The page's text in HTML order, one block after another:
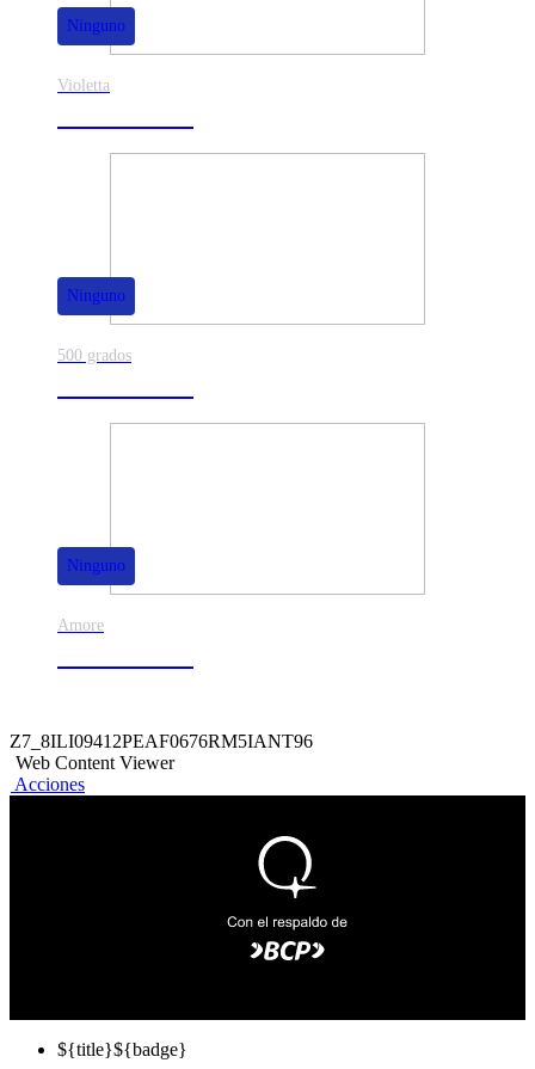
Ninguno
Violetta
Ninguno
500 grados
Ninguno
Amore
Z7_8ILI09412PEAF0676RM5IANT96
Web Content Viewer
Acciones
${title}${badge}